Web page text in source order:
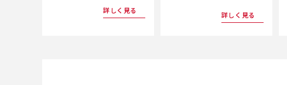
詳しく見る
詳しく見る